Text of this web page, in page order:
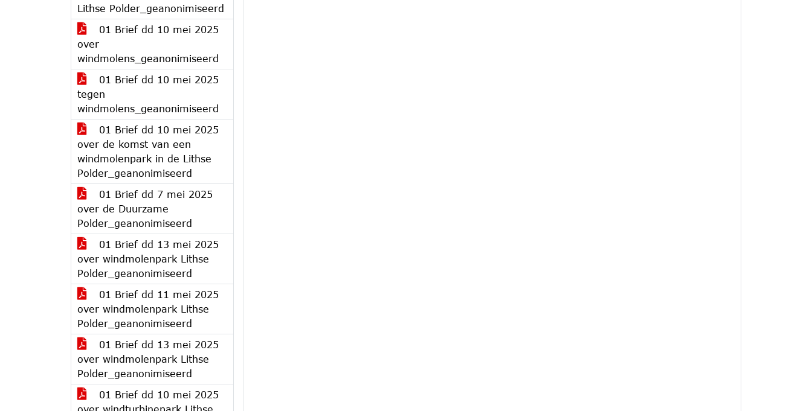
Lithse Polder_geanonimiseerd
01 Brief dd 10 mei 2025
over
windmolens_geanonimiseerd
01 Brief dd 10 mei 2025
tegen
windmolens_geanonimiseerd
01 Brief dd 10 mei 2025
over de komst van een
windmolenpark in de Lithse
Polder_geanonimiseerd
01 Brief dd 7 mei 2025
over de Duurzame
Polder_geanonimiseerd
01 Brief dd 13 mei 2025
over windmolenpark Lithse
Polder_geanonimiseerd
01 Brief dd 11 mei 2025
over windmolenpark Lithse
Polder_geanonimiseerd
01 Brief dd 13 mei 2025
over windmolenpark Lithse
Polder_geanonimiseerd
01 Brief dd 10 mei 2025